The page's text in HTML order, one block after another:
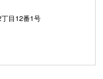
目12番1号